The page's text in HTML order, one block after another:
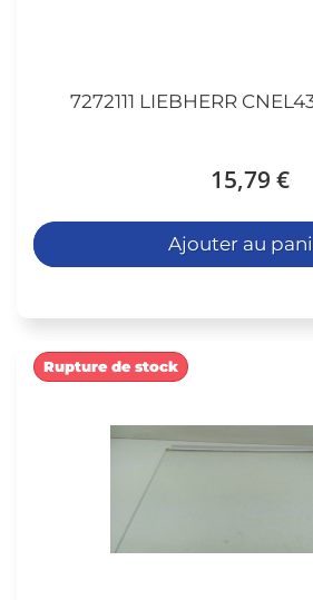
7272111 LIEBHERR
15,79 €
Ajouter au
Rupture de stock